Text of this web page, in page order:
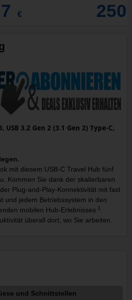
€
USB 3.2 Gen 2 (3.1 Gen 2) Type-C,
mit diesem USB-C Travel Hub fünf
Kommen Sie dank der skalierbaren
Plug-and-Play-Konnektivität mit fast
und jedem Betriebssystem in den
mobilen Hub-Erlebnisses 1 .
überall dort, wo Sie arbeiten.
und Schnittstellen